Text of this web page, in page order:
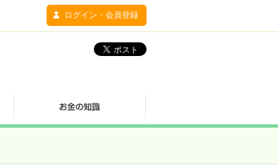
ログイン・会員登録